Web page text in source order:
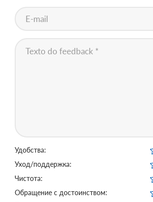
Удобства:
Уход/поддержка:
Чистота:
Обращение с достоинством: